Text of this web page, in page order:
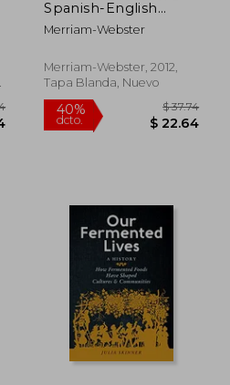
45%
dcto.
Spanish-English
Medical Dictionary
Merriam-Webster
Merriam-Webster, 2012,
Tapa Blanda, Nuevo